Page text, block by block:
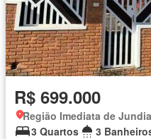
R$ 699.000
Região Imediata de
3 Quartos
3